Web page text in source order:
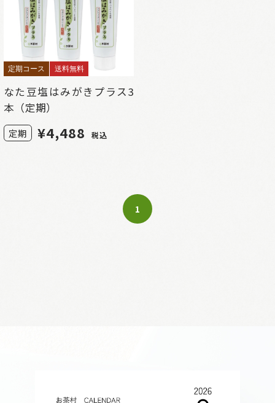
定期コース 送料無料
なた豆塩はみがきプラス3
本（定期）
定期 ¥4,488 税込
1